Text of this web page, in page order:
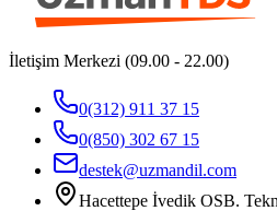
İletişim Merkezi (09.00 - 22.00)
0(312) 911 37 15
0(850) 302 67 15
destek@uzmandil.com
Hacettepe İvedik OSB.